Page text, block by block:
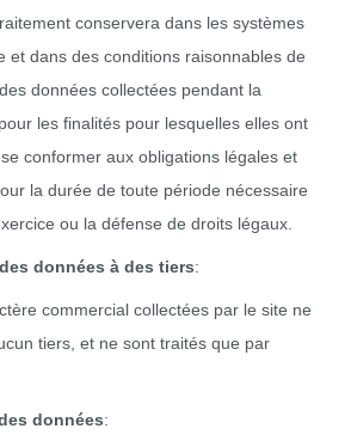
conservera dans les systèmes
et dans des conditions raisonnables de
données collectées pendant la
les finalités pour lesquelles elles ont
conformer aux obligations légales et
la durée de toute période nécessaire
ou la défense de droits légaux.
données à des tiers:
commercial collectées par le site ne
tiers, et ne sont traités que par
données: